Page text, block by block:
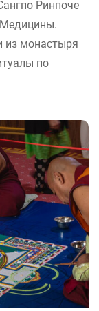
Ринпоче
из монастыря
по